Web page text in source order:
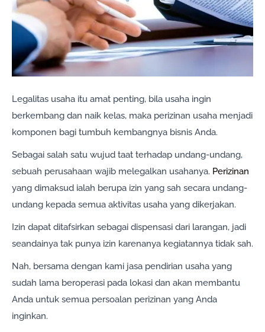
Legalitas usaha itu amat penting, bila usaha ingin
berkembang dan naik kelas, maka perizinan usaha menjadi
komponen bagi tumbuh kembangnya bisnis Anda.
Sebagai salah satu wujud taat terhadap undang-undang,
sebuah perusahaan wajib melegalkan usahanya. Perizinan
yang dimaksud ialah berupa izin yang sah secara undang-
undang kepada semua aktivitas usaha yang dikerjakan.
Izin dapat ditafsirkan sebagai dispensasi dari larangan, jadi
seandainya tak punya izin karenanya kegiatannya tidak sah.
Nah, bersama dengan kami jasa pendirian usaha yang
sudah lama beroperasi pada lokasi dan akan membantu
Anda untuk semua persoalan perizinan yang Anda
inginkan.